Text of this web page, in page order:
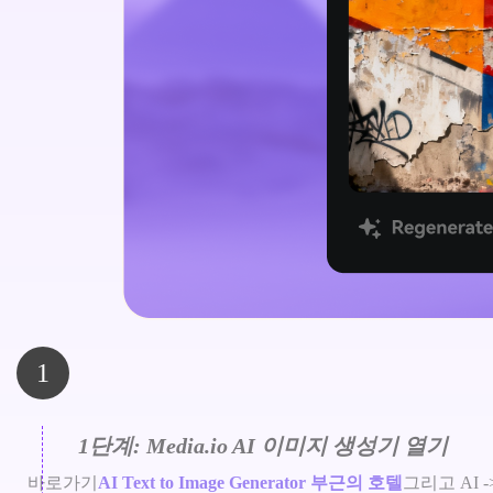
1
1단계: Media.io AI 이미지 생성기 열기
바로가기 AI Text to Image Generator 부근의 호텔 그리고 AI -